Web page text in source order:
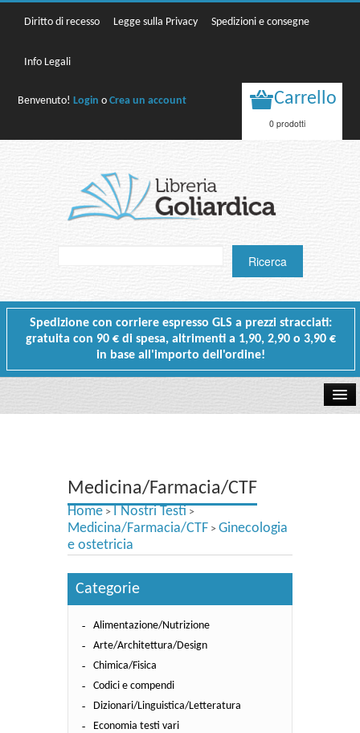
Diritto di recesso Legge sulla Privacy Spedizioni e consegne
Info Legali
Benvenuto!Login oCrea un account Carrello
0 prodotti
Spedizione con corriere espresso GLS a prezzi stracciati:
gratuita con 90 € di spesa, altrimenti a 1,90, 2,90 o 3,90 €
in base all'importo dell'ordine!
Testi Concorsi
Testi scolastici
Carta Cultura e Carta del Merito - Carta Docente
I nostri servizi
Medicina/Farmacia/CTF
Home > I Nostri Testi >
Medicina/Farmacia/CTF > Ginecologia
e ostetricia
Categorie
Alimentazione/Nutrizione
Arte/Architettura/Design
Chimica/Fisica
Codici e compendi
Dizionari/Linguistica/Letteratura
Economia testi vari